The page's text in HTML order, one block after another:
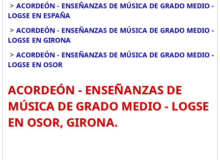
> ACORDEÓN - ENSEÑANZAS DE MÚSICA DE GRADO MEDIO -
LOGSE EN ESPAÑA
> ACORDEÓN - ENSEÑANZAS DE MÚSICA DE GRADO MEDIO -
LOGSE EN GIRONA
> ACORDEÓN - ENSEÑANZAS DE MÚSICA DE GRADO MEDIO -
LOGSE EN OSOR
ACORDEÓN - ENSEÑANZAS DE
MÚSICA DE GRADO MEDIO - LOGSE
EN OSOR, GIRONA.